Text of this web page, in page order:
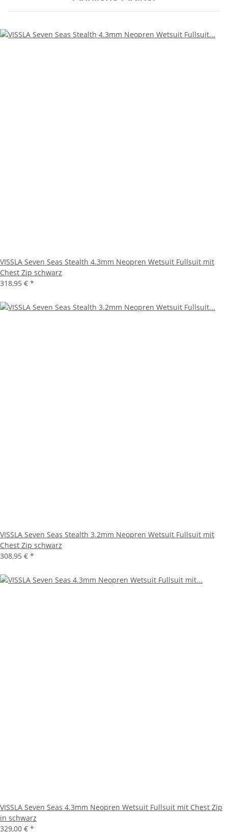
VISSLA Seven Seas Stealth 4.3mm Neopren Wetsuit Fullsuit mit
Chest Zip schwarz
318,95 € *
VISSLA Seven Seas Stealth 3.2mm Neopren Wetsuit Fullsuit mit
Chest Zip schwarz
308,95 € *
VISSLA Seven Seas 4.3mm Neopren Wetsuit Fullsuit mit Chest Zip
in schwarz
329,00 € *